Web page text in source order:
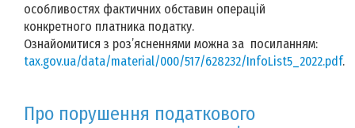
особливостях фактичних обставин операцій
конкретного платника податку.
Ознайомитися з роз’ясненнями можна за посиланням:
tax.gov.ua/data/material/000/517/628232/InfoList5_2022.pdf.
Про порушення податкового